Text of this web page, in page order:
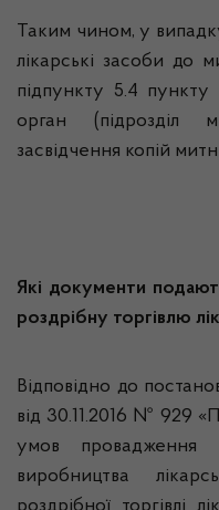
Таким чином, у
лікарські засоби до
підпункту 5.4
орган (підрозділ
засвідчення копій
Які документи
роздрібну торгівлю
Відповідно до
від 30.11.2016 № 929
умов провадження
виробництва